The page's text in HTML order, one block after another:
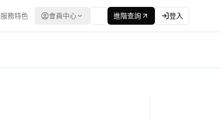
服務特色 會員中心 進階查詢 登入